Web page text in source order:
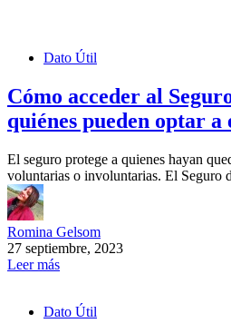
Dato Útil
Cómo acceder al
quiénes pueden optar a
El seguro protege a quienes hayan
voluntarias o involuntarias. El Seguro
Romina Gelsom
27 septiembre, 2023
Leer más
Dato Útil